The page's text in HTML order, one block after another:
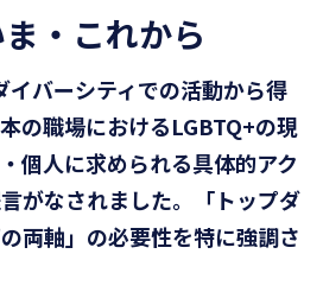
・これから
イバーシティでの活動から得
の職場におけるLGBTQ+の現
個人に求められる具体的アク
がなされました。「トップダ
両軸」の必要性を特に強調さ